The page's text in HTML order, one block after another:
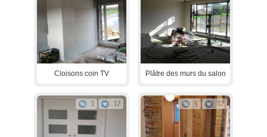
Cloisons coin TV Plâtre des murs du salon
1 17 3 17